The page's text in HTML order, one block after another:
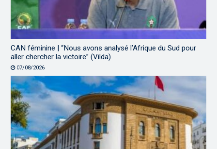
CAN féminine | “Nous avons analysé l’Afrique du Sud pour
aller chercher la victoire” (Vilda)
07/08/2026